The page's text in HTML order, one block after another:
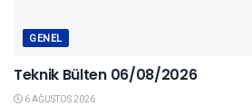
GENEL
Teknik Bülten 06/08/2026
6 AĞUSTOS 2026